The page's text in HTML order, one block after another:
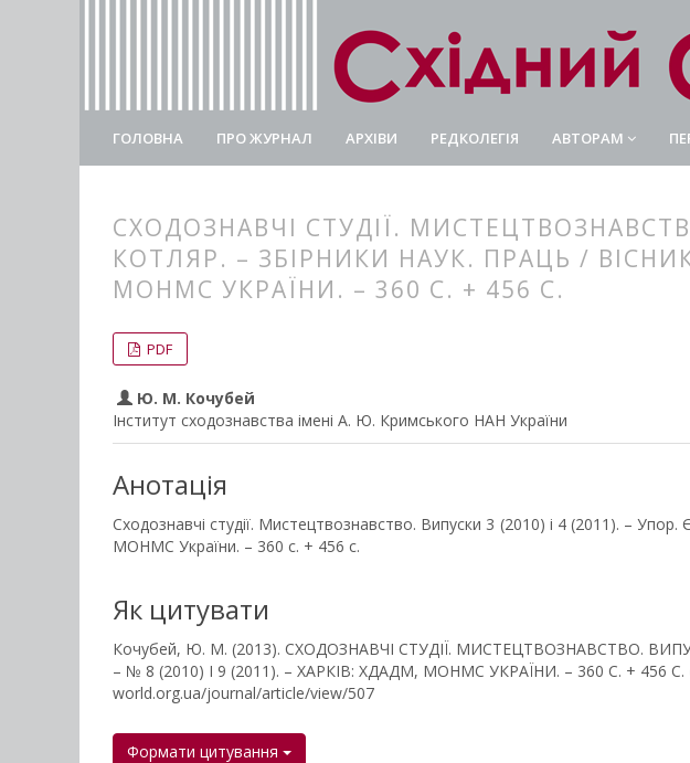
ГОЛОВНА ПРО ЖУРНАЛ АРХІВИ РЕДКОЛЕГІЯ АВТОРАМ
СХОДОЗНАВЧІ СТУДІЇ.
КОТЛЯР. – ЗБІРНИКИ НАУК. ПРАЦЬ /
МОНМС УКРАЇНИ. – 360 С. + 456 С.
##plugins.themes.bootstrap3.article.main##
##plugins.themes.bootstrap3.article.sidebar##
PDF
Ю. М. Кочубей
Інститут сходознавства імені А. Ю. Кримського НАН України
Анотація
Сходознавчі студії. Мистецтвознавство. Випуски 3 (2010) і 4 (2011). –
МОНМС України. – 360 с. + 456 с.
Як цитувати
Кочубей, Ю. М. (2013). СХОДОЗНАВЧІ СТУДІЇ. МИСТЕЦТВОЗНАВСТВО.
– № 8 (2010) І 9 (2011). – ХАРКІВ: ХДАДМ, МОНМС УКРАЇНИ. – 360 С. + 456 С.
world.org.ua/journal/article/view/507
Формати цитування